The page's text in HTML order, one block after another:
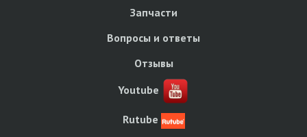
Запчасти
Вопросы и ответы
Отзывы
Youtube
Rutube